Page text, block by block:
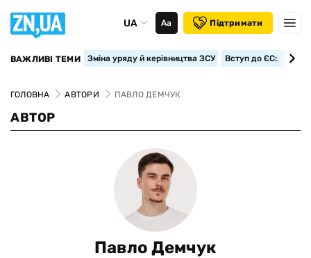
UA Аа Підтримати
ВАЖЛИВІ ТЕМИ Зміна уряду й керівництва ЗСУ Вступ до ЄС:
ГОЛОВНА АВТОРИ ПАВЛО ДЕМЧУК
АВТОР
Павло Демчук